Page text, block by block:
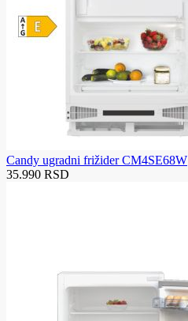
Candy ugradni frižider CM4SE68W
35.990 RSD